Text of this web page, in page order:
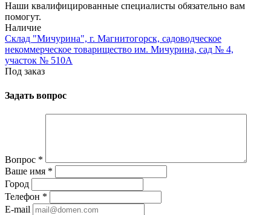
Наши квалифицированные специалисты обязательно вам
помогут.
Наличие
Склад "Мичурина", г. Магнитогорск, садоводческое
некоммерческое товарищество им. Мичурина, сад № 4,
участок № 510А
Под заказ
Задать вопрос
Вопрос *
Ваше имя *
Город
Телефон *
E-mail